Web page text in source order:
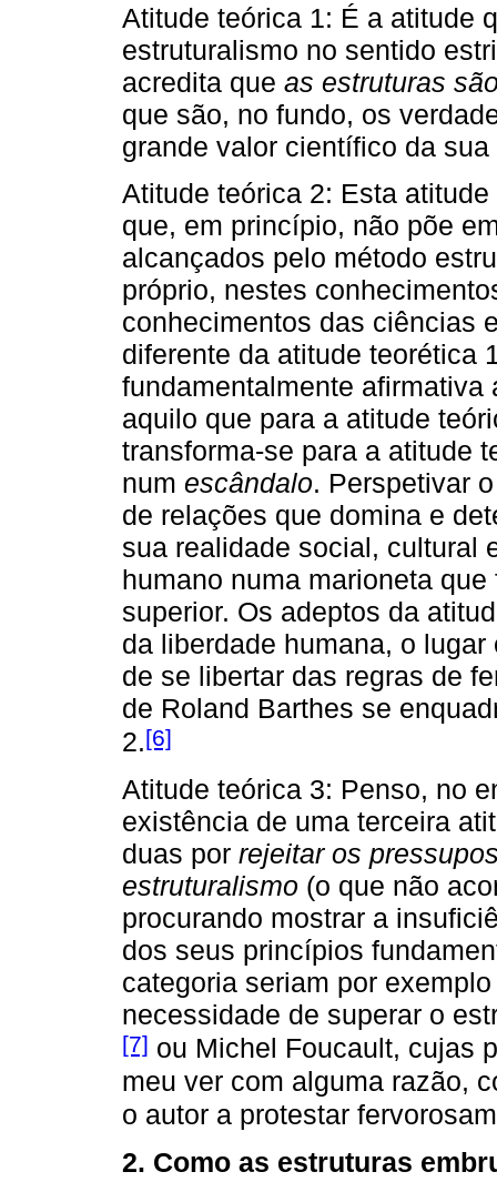
Atitude teórica 1: É a atitude
estruturalismo no sentido
acredita que as estruturas
que são, no fundo, os
grande valor científico da
Atitude teórica 2: Esta
que, em princípio, não põe
alcançados pelo método
próprio, nestes
conhecimentos das ciências
diferente da atitude teorética
fundamentalmente
aquilo que para a atitude
transforma-se para a atitude
num escândalo. Perspetivar
de relações que domina e
sua realidade social, cultural
humano numa marioneta
superior. Os adeptos da
da liberdade humana, o
de se libertar das regras de
de Roland Barthes se
2.[6]
Atitude teórica 3: Penso, no
existência de uma terceira
duas por rejeitar os
estruturalismo (o que não
procurando mostrar a
dos seus princípios
categoria seriam por
necessidade de superar o
[7] ou Michel Foucault, cujas
meu ver com alguma razão,
o autor a protestar
2. Como as estruturas